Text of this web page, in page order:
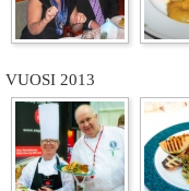
VUOSI 2013